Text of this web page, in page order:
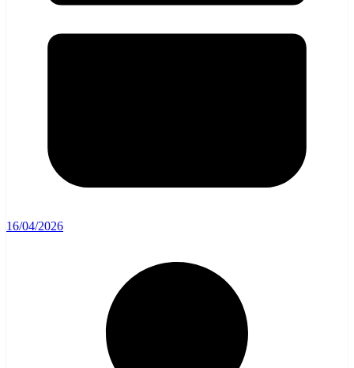
16/04/2026